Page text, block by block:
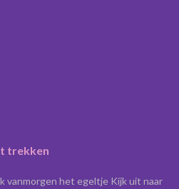
trekken
vanmorgen het egeltje Kijk uit naar